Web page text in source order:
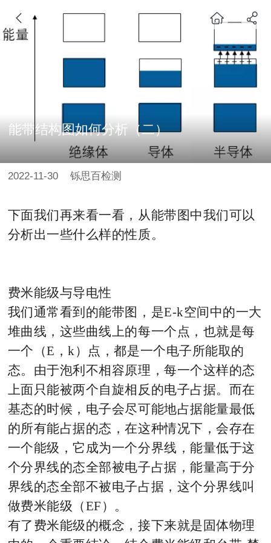
能带结构图如何分析（二）
2022-11-30 铄思百检测
下面我们再来看一看，从能带图中我们可以
分析出一些什么样的性质。
费米能级与导电性
我们通常看到的能带图，是E-k空间中的一大
堆曲线，这些曲线上的每一个点，也就是每
一个（E，k）点，都是一个电子所能取的
态。由于泡利不相容原理，每一个这样的态
上面只能被两个自旋相反的电子占据。而在
基态的时候，电子会尽可能地占据能量最低
的所有能占据的态，在这种情况下，会存在
一个能级，它成为一个分界线，能量低于这
个分界线的态全部被电子占据，能量高于分
界线的态全部不被电子占据，这个分界线叫
做费米能级（EF）。
有了费米能级的概念，接下来就是固体物理